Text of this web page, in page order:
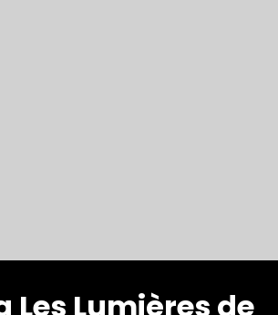
Les Lumières de